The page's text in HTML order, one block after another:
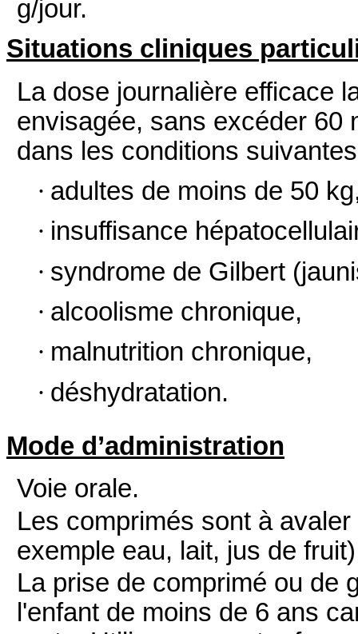
g/jour.
Situations cliniques
La dose journalière efficace
envisagée, sans excéder 60
dans les conditions
· adultes de moins de 50
· insuffisance
· syndrome de Gilbert
· alcoolisme chronique,
· malnutrition chronique,
· déshydratation.
Mode d’administration
Voie orale.
Les comprimés sont à
exemple eau, lait, jus de
La prise de comprimé ou de
l'enfant de moins de 6 ans